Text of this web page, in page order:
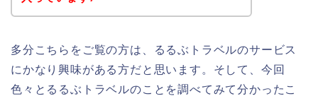
多分こちらをご覧の方は、るるぶトラベルのサービス
にかなり興味がある方だと思います。そして、今回
色々とるるぶトラベルのことを調べてみて分かったこ